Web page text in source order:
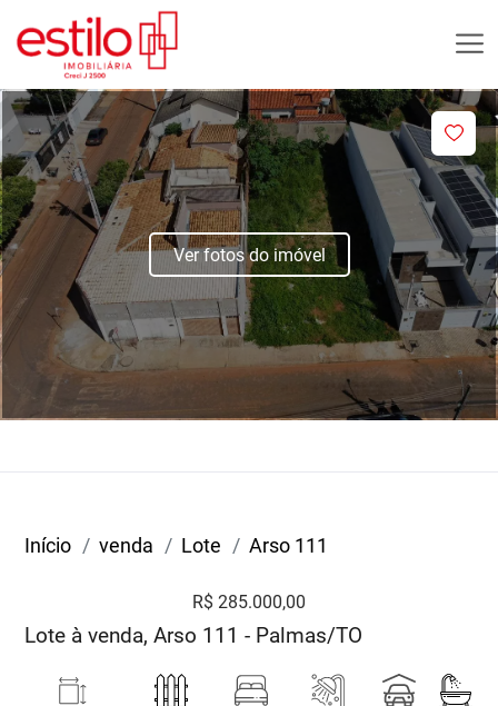
Ver fotos do imóvel
Início venda Lote Arso 111
R$ 285.000,00
Lote à venda, Arso 111 - Palmas/TO